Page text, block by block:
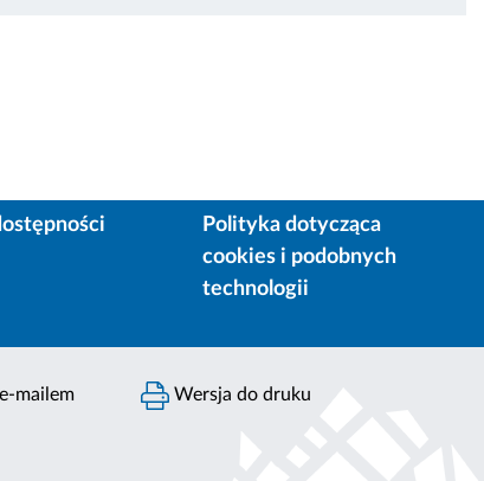
Polityka dotycząca
cookies i podobnych
technologii
mailem Wersja do druku